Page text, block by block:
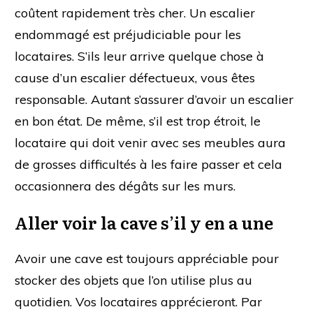
coûtent rapidement très cher. Un escalier
endommagé est préjudiciable pour les
locataires. S’ils leur arrive quelque chose à
cause d’un escalier défectueux, vous êtes
responsable. Autant s’assurer d’avoir un escalier
en bon état. De même, s’il est trop étroit, le
locataire qui doit venir avec ses meubles aura
de grosses difficultés à les faire passer et cela
occasionnera des dégâts sur les murs.
Aller voir la cave s’il y en a une
Avoir une cave est toujours appréciable pour
stocker des objets que l’on utilise plus au
quotidien. Vos locataires apprécieront. Par